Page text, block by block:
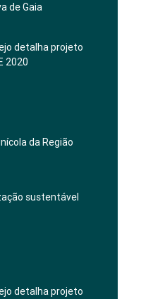
de Gaia
detalha projeto
2020
da Região
sustentável
detalha projeto